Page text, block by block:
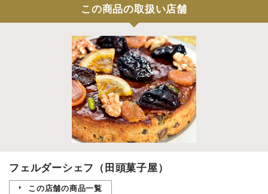
この商品の取扱い店舗
フェルダーシェフ（田頭菓子屋）
この店舗の商品一覧